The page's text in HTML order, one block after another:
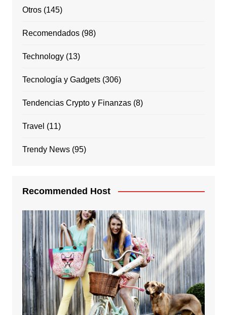
Otros(145)
Recomendados(98)
Technology(13)
Tecnología y Gadgets(306)
Tendencias Crypto y Finanzas(8)
Travel (11)
Trendy News(95)
Recommended Host